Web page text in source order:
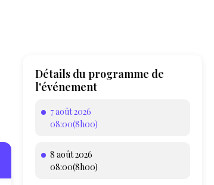
Détails du programme de
l'événement
7 août 2026
08:00(8h00)
8 août 2026
08:00(8h00)